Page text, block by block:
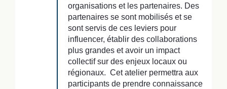
organisations et les partenaires. Des
partenaires se sont mobilisés et se
sont servis de ces leviers pour
influencer, établir des collaborations
plus grandes et avoir un impact
collectif sur des enjeux locaux ou
régionaux. Cet atelier permettra aux
participants de prendre connaissance